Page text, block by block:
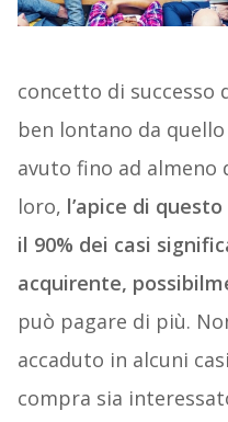
concetto di successo
ben lontano da
avuto fino ad almeno
loro, l’apice di
il 90% dei casi
acquirente,
può pagare di più.
accaduto in alcuni
compra sia